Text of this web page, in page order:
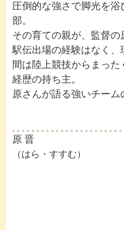
圧倒的な強さで脚光を
部。
その育ての親が、監督
駅伝出場の経験はなく
間は陸上競技からまっ
経歴の持ち主。
原さんが語る強いチーム
原 晋
（はら・すすむ）